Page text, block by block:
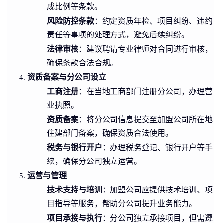
成比例等条款。
风险防控条款：约定资质年检、项目纠纷、违约
责任等事项的处理方式，避免后续纠纷。
法律审核：建议聘请专业律师对合同进行审核，
确保条款合法合规。
资质备案与分公司设立
工商注册：在当地工商部门注册分公司，办理营
业执照。
资质备案：将分公司信息提交至加盟公司所在地
住建部门备案，确保资质合法使用。
税务与银行开户 ：办理税务登记、银行开户等手
续，确保分公司独立运营。
运营与管理
技术支持与培训 ：加盟公司应提供技术培训、项
目指导等服务，帮助分公司提升业务能力。
项目承接与执行：分公司独立承接项目，但需遵